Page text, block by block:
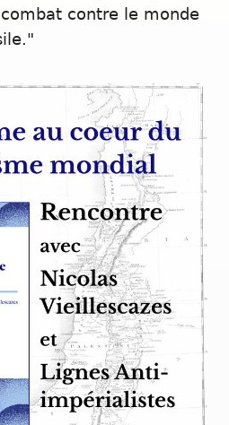
contre le monde